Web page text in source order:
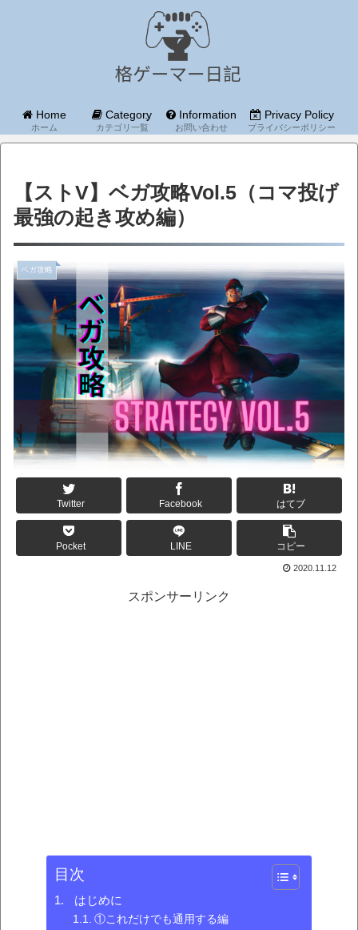
Home
ホーム
Category
カテゴリ一覧
Information
お問い合わせ
Privacy Policy
プライバシーポリシー
【ストV】ベガ攻略Vol.5（コマ投げ
最強の起き攻め編）
ベガ攻略
Twitter Facebook はてブ
Pocket LINE コピー
2020.11.12
スポンサーリンク
目次
はじめに
①これだけでも通用する編